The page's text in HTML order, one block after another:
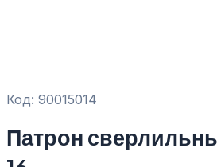
Код: 90015014
Патрон